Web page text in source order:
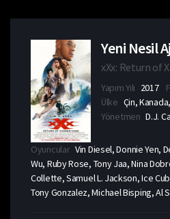
Yeni Nesil
xXx: Return of
Yapım Yılı 2017
Ülke Çin,
Yönetmen D.J.
Oyuncular Vin Diesel, Donnie Yen,
Wu, Ruby Rose, Tony Jaa, Nina
Collette, Samuel L. Jackson, Ice
Tony Gonzalez, Michael Bisping, Al